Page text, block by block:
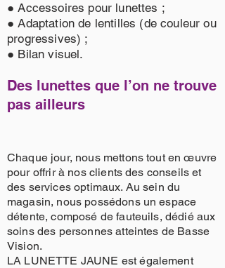
● Accessoires pour lunettes ;
● Adaptation de lentilles (de couleur ou
progressives) ;
● Bilan visuel.
Des lunettes que l’on ne trouve
pas ailleurs
Chaque jour, nous mettons tout en œuvre
pour offrir à nos clients des conseils et
des services optimaux. Au sein du
magasin, nous possédons un espace
détente, composé de fauteuils, dédié aux
soins des personnes atteintes de Basse
Vision.
LA LUNETTE JAUNE est également